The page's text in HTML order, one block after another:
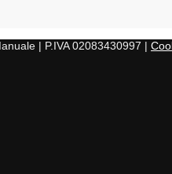
| P.IVA 02083430997 |